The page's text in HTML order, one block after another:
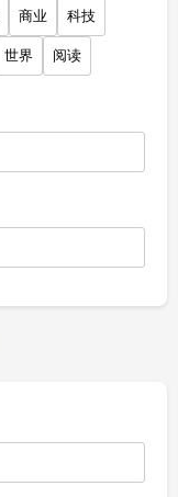
商业 科技
世界 阅读